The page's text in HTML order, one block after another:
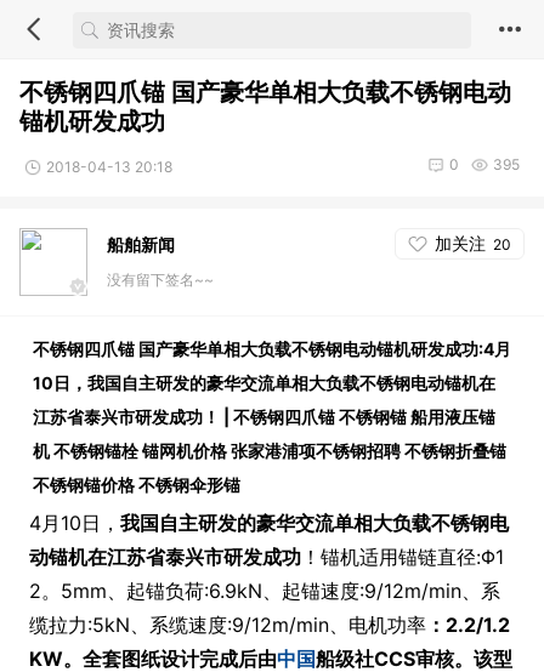
不锈钢四爪锚 国产豪华单相大负载不锈钢电动
锚机研发成功
2018-04-13 20:18 395
0
船舶新闻 加关注 20
没有留下签名~~
不锈钢四爪锚 国产豪华单相大负载不锈钢电动锚机研发成功:4月
10日，我国自主研发的豪华交流单相大负载不锈钢电动锚机在
江苏省泰兴市研发成功！ | 不锈钢四爪锚 不锈钢锚 船用液压锚
机 不锈钢锚栓 锚网机价格 张家港浦项不锈钢招聘 不锈钢折叠锚
不锈钢锚价格 不锈钢伞形锚
4月10日， 我国自主研发的豪华交流单相大负载不锈钢电
动锚机在江苏省泰兴市研发成功 ！锚机适用锚链直径:Φ1
2。5mm、起锚负荷:6.9kN、起锚速度:9/12m/min、系
缆拉力:5kN、系缆速度:9/12m/min、电机功率 ：2.2/1.2
KW。全套图纸设计完成后由中国船级社CCS审核。该型